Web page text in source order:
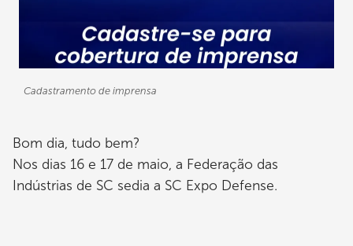
Cadastramento de imprensa
Bom dia, tudo bem?
Nos dias 16 e 17 de maio, a Federação das
Indústrias de SC sedia a SC Expo Defense.